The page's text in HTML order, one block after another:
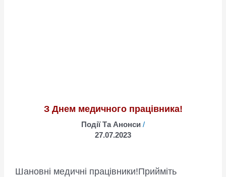
допомагає
бійцям
З Днем медичного працівника!
Події Та Анонси /
27.07.2023
Шановні медичні працівники!Прийміть